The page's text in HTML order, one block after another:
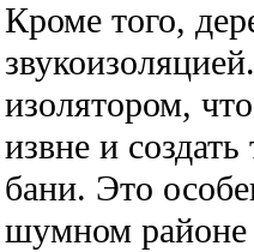
Кроме того,
изолятором,
извне и
бани. Это
шумном районе